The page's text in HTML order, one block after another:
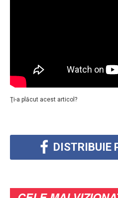
Ţi-a plăcut acest articol?
DISTRIBUIE